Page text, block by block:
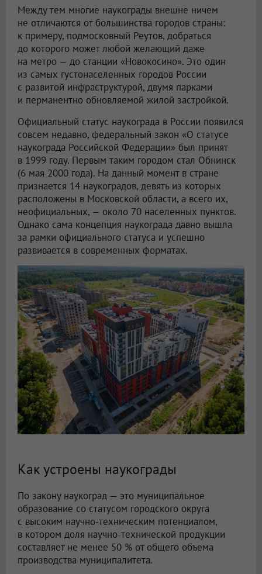
Между тем многие наукограды внешне ничем
не отличаются от большинства городов страны:
к примеру, подмосковный Реутов, добраться
до которого может любой желающий даже
на метро — до станции «Новокосино». Это один
из самых густонаселенных городов России
с развитой инфраструктурой, двумя парками
и перманентно обновляемой жилой застройкой.
Официальный статус наукограда в России появился
совсем недавно, федеральный закон «О статусе
наукограда Российской Федерации» был принят
в 1999 году. Первым таким городом стал Обнинск
(6 мая 2000 года). На данный момент в стране
признается 14 наукоградов, девять из которых
расположены в Московской области, а всего их,
неофициальных, — около 70 населенных пунктов.
Однако сама концепция наукограда давно вышла
за рамки официального статуса и успешно
развивается в современных форматах.
Как устроены наукограды
По закону наукоград — это муниципальное
образование со статусом городского округа
с высоким научно-техническим потенциалом,
в котором доля научно-технической продукции
составляет не менее 50 % от общего объема
производства муниципалитета.